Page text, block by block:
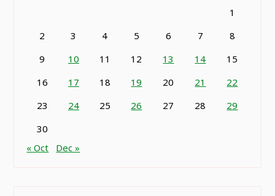
1
2
3 4 5 6 7
8
9
10 11 12 13 14
15
16
17 18 19 20 21
22
23
24 25 26 27 28
29
30
« Oct
Dec »